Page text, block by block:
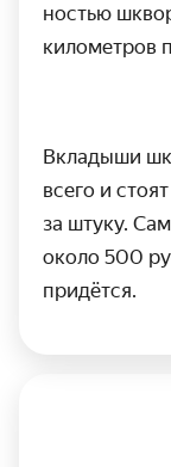
ностью
километров
Вкладыши
всего и
за штуку.
около 500
придётся.